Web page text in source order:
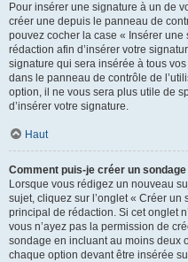
Pour insérer une signature à un de
créer une depuis le panneau de
pouvez cocher la case « Insérer
rédaction afin d’insérer votre
signature qui sera insérée à tous
dans le panneau de contrôle de
option, il ne vous sera plus utile de
d’insérer votre signature.
Haut
Comment puis-je créer un sondage
Lorsque vous rédigez un nouveau
sujet, cliquez sur l’onglet « Créer
principal de rédaction. Si cet onglet
vous n’ayez pas la permission de
sondage en incluant au moins deux
chaque option devant être insérée